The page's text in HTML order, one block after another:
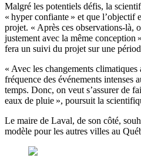
Malgré les potentiels défis, la
« hyper confiante » et que l’objectif
projet. « Après ces observations-là,
justement avec la même conception
fera un suivi du projet sur une
« Avec les changements climatiques
fréquence des événements intenses
temps. Donc, on veut s’assurer de
eaux de pluie », poursuit la
Le maire de Laval, de son côté,
modèle pour les autres villes au